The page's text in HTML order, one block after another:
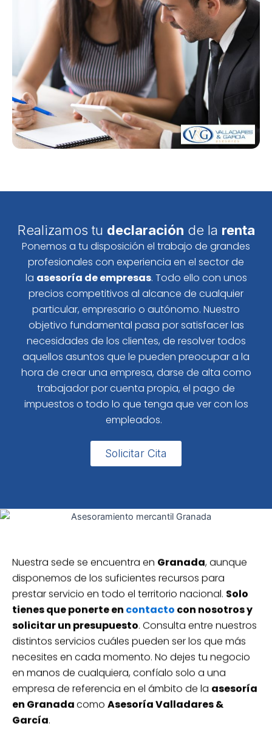
Realizamos tu declaración de la renta
Ponemos a tu disposición el trabajo de grandes
profesionales con experiencia en el sector de
la asesoría de empresas. Todo ello con unos
precios competitivos al alcance de cualquier
particular, empresario o autónomo. Nuestro
objetivo fundamental pasa por satisfacer las
necesidades de los clientes, de resolver todos
aquellos asuntos que le pueden preocupar a la
hora de crear una empresa, darse de alta como
trabajador por cuenta propia, el pago de
impuestos o todo lo que tenga que ver con los
empleados.
Solicitar Cita
Nuestra sede se encuentra en Granada, aunque
disponemos de los suficientes recursos para
prestar servicio en todo el territorio nacional. Solo
tienes que ponerte en contacto con nosotros y
solicitar un presupuesto. Consulta entre nuestros
distintos servicios cuáles pueden ser los que más
necesites en cada momento. No dejes tu negocio
en manos de cualquiera, confíalo solo a una
empresa de referencia en el ámbito de la asesoría
en Granadacomo Asesoría Valladares &
García.